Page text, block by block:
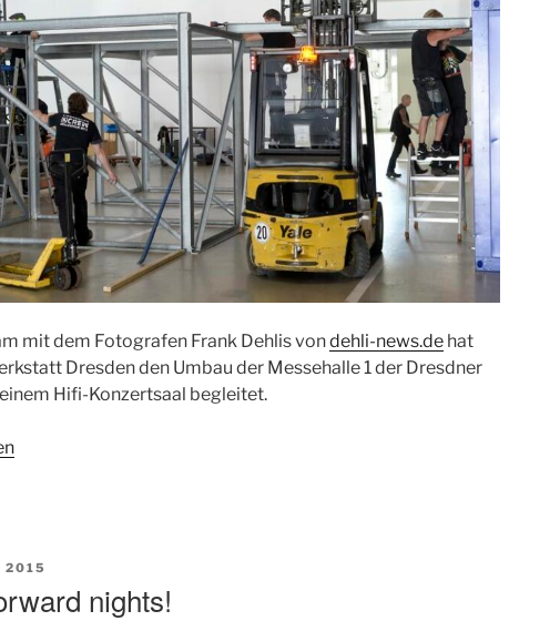
mit dem Fotografen Frank Dehlis vondehli-news.de hat
Dresden den Umbau der Messehalle 1 der Dresdner
Hifi-Konzertsaal begleitet.
2015
nights!